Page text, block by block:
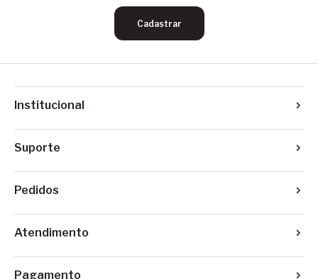
Cadastrar
Institucional
Suporte
Pedidos
Atendimento
Pagamento